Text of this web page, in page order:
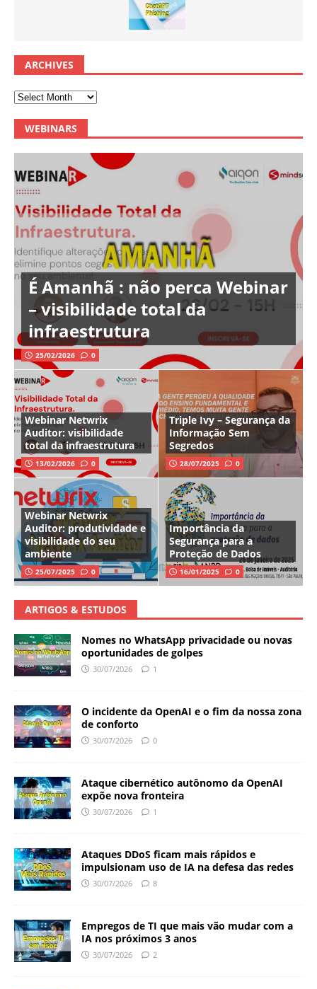
ARCHIVES
WEBINARS
É Amanhã : não perca Webinar
– visibilidade total da
infraestrutura
25/02/2026 0
Webinar Netwrix
Auditor: visibilidade
total da infraestrutura
13/02/2026 0
Triple Ivy – Segurança da
Informação Sem
Segredos
28/07/2025 0
Webinar Netwrix
Auditor: produtividade e
visibilidade do seu
ambiente
25/07/2025 0
Importância da
Segurança para a
Proteção de Dados
16/01/2025 0
ARTIGOS & ESTUDOS
Nomes no WhatsApp privacidade ou novas
oportunidades de golpes
30/07/2026 1
O incidente da OpenAI e o fim da nossa zona
de conforto
30/07/2026 0
Ataque cibernético autônomo da OpenAI
expõe nova fronteira
30/07/2026 1
Ataques DDoS ficam mais rápidos e
impulsionam uso de IA na defesa das redes
30/07/2026 8
Empregos de TI que mais vão mudar com a
IA nos próximos 3 anos
30/07/2026 2